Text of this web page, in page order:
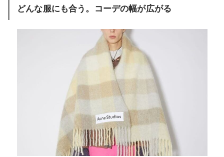
どんな服にも合う。コーデの幅が広がる